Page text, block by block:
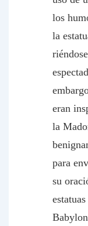
los
la
eran
la
para
su